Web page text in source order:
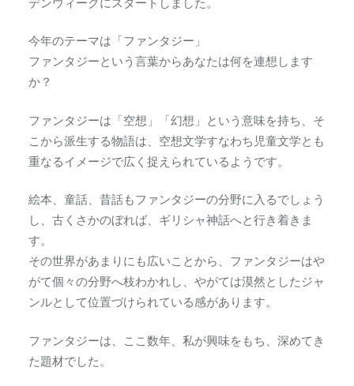
今年のテーマは「ファンタジー」
ファンタジーという言葉からあなたは何を連想します
か？
ファンタジーは「空想」「幻想」という意味を持ち、そ
こから派生する物語は、空想文学すなわち児童文学とも
重なるイメージで広く捉えられているようです。
絵本、童話、昔話もファンタジーの分野に入るでしょう
し、古くさかのぼれば、ギリシャ神話へと行き着きま
す。
その世界があまりにも広いことから、ファンタジーはや
がて個々の分野へ枝わかれし、やがては漠然としたジャ
ンルとして位置づけられている感があります。
ファンタジーは、ここ数年、私が興味をもち、深めてき
た題材でした。